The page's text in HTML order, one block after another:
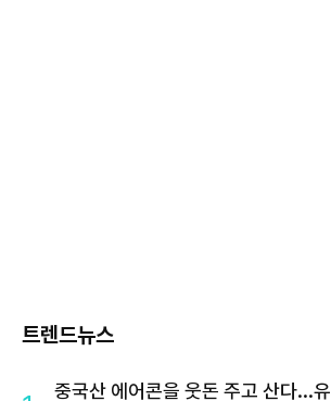
트렌드뉴스
중국산 에어콘을 웃돈 주고 산다...유